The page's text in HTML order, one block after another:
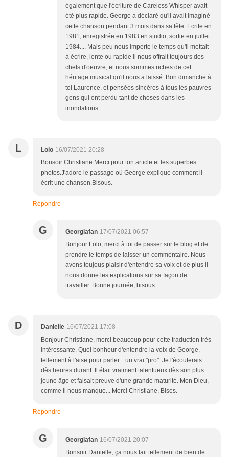
également que l'écriture de Careless Whisper avait
été plus rapide. George a déclaré qu'il avait imaginé
cette chanson pendant 3 mois dans sa tête. Ecrite en
1981, enregistrée en 1983 en studio, sortie en juillet
1984.... Mais peu nous importe le temps qu'il mettait
à écrire, lente ou rapide il nous offrait toujours des
chefs d'oeuvre, et nous sommes riches de cet
héritage musical qu'il nous a laissé. Bon dimanche à
toi Laurence, et pensées sincères à tous les pauvres
gens qui ont perdu tant de choses dans les
inondations.
L Lolo 16/07/2021 20:28
Bonsoir Christiane.Merci pour ton article et les superbes
photos.J'adore le passage où George explique comment il
écrit une chanson.Bisous.
Répondre
G Georgiafan 17/07/2021 06:57
Bonjour Lolo, merci à toi de passer sur le blog et de
prendre le temps de laisser un commentaire. Nous
avons toujous plaisir d'entendre sa voix et de plus il
nous donne les explications sur sa façon de
travailler. Bonne journée, bisous
D Danielle 16/07/2021 17:08
Bonjour Christiane, merci beaucoup pour cette traduction très
intéressante. Quel bonheur d'entendre la voix de George,
tellement à l'aise pour parler... un vrai "pro". Je l'écouterais
dès heures durant. Il était vraiment talentueux dès son plus
jeune âge et faisait preuve d'une grande maturité. Mon Dieu,
comme il nous manque... Merci Christiane, Bises.
Répondre
G Georgiafan 16/07/2021 20:07
Bonsoir Danielle, ça nous fait tellement de bien de